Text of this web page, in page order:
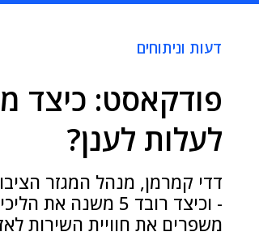
דעות וניתוחים
פודקאסט: כיצד
לעלות לענן?
דדי קמרמן, מנהל המגזר
- וכיצד רובד 5
משפרים את חוויית השירות